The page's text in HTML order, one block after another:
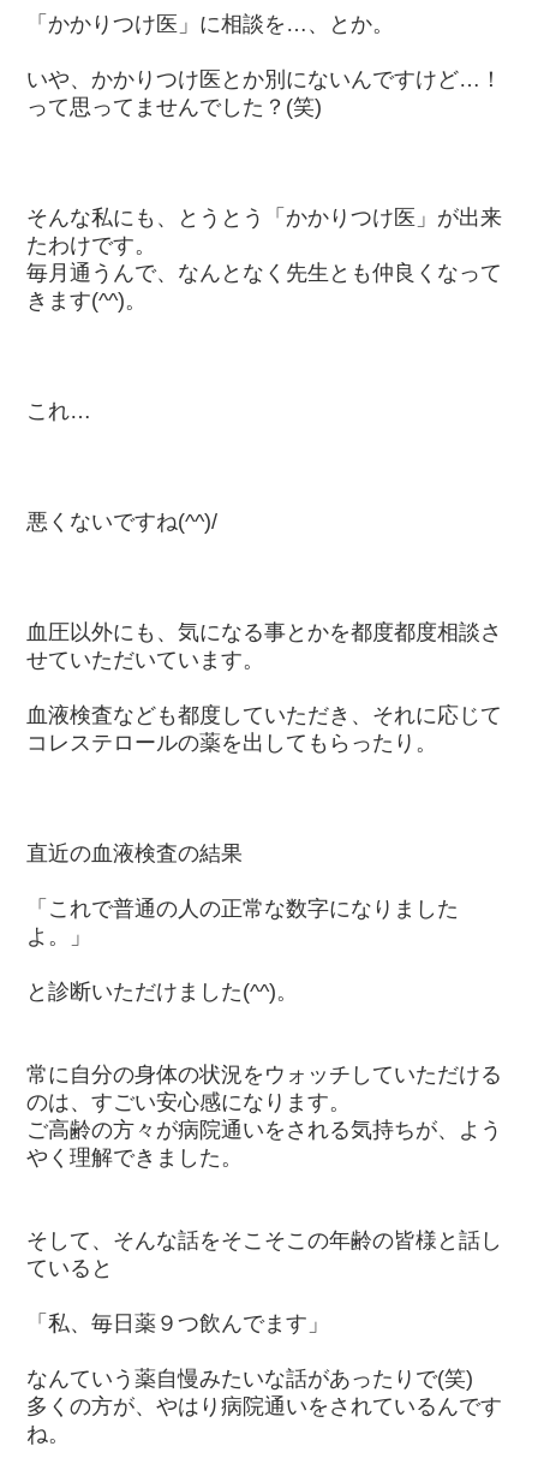
「かかりつけ医」に相談を…、とか。
いや、かかりつけ医とか別にないんですけど…！
って思ってませんでした？(笑)
そんな私にも、とうとう「かかりつけ医」が出来
たわけです。
毎月通うんで、なんとなく先生とも仲良くなって
きます(^^)。
これ…
悪くないですね(^^)/
血圧以外にも、気になる事とかを都度都度相談さ
せていただいています。
血液検査なども都度していただき、それに応じて
コレステロールの薬を出してもらったり。
直近の血液検査の結果
「これで普通の人の正常な数字になりました
よ。」
と診断いただけました(^^)。
常に自分の身体の状況をウォッチしていただける
のは、すごい安心感になります。
ご高齢の方々が病院通いをされる気持ちが、よう
やく理解できました。
そして、そんな話をそこそこの年齢の皆様と話し
ていると
「私、毎日薬９つ飲んでます」
なんていう薬自慢みたいな話があったりで(笑)
多くの方が、やはり病院通いをされているんです
ね。